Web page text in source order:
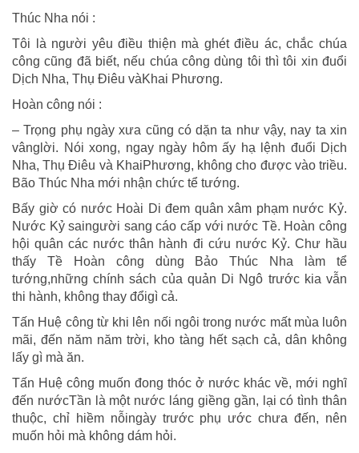
Thúc Nha nói :
Tôi là người yêu điều thiện mà ghét điều ác, chắc chúa
công cũng đã biết, nếu chúa công dùng tôi thì tôi xin đuổi
Dịch Nha, Thụ Điêu vàKhai Phương.
Hoàn công nói :
– Trọng phụ ngày xưa cũng có dặn ta như vậy, nay ta xin
vânglời. Nói xong, ngay ngày hôm ấy hạ lệnh đuổi Dịch
Nha, Thụ Điêu và KhaiPhương, không cho được vào triều.
Bão Thúc Nha mới nhận chức tể tướng.
Bấy giờ có nước Hoài Di đem quân xâm phạm nước Kỷ.
Nước Kỷ saingười sang cáo cấp với nước Tề. Hoàn công
hội quân các nước thân hành đi cứu nước Kỷ. Chư hầu
thấy Tề Hoàn công dùng Bảo Thúc Nha làm tể
tướng,những chính sách của quản Di Ngô trước kia vẫn
thi hành, không thay đổigì cả.
Tấn Huệ công từ khi lên nối ngôi trong nước mất mùa luôn
mãi, đến năm năm trời, kho tàng hết sạch cả, dân không
lấy gì mà ăn.
Tấn Huệ công muốn đong thóc ở nước khác về, mới nghĩ
đến nướcTần là một nước láng giềng gần, lại có tình thân
thuộc, chỉ hiềm nỗingày trước phụ ước chưa đến, nên
muốn hỏi mà không dám hỏi.